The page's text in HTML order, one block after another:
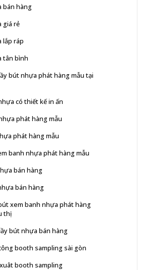
bán hàng
giá rẻ
lắp ráp
tân bình
bút nhựa phát hàng mẫu tại
có thiết kế in ấn
phát hàng mẫu
phát hàng mẫu
banh nhựa phát hàng mẫu
bán hàng
bán hàng
xem banh nhựa phát hàng
thị
bút nhựa bán hàng
booth sampling sài gòn
booth sampling